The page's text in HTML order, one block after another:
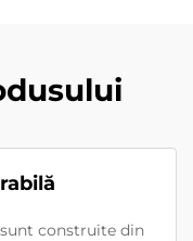
construite din